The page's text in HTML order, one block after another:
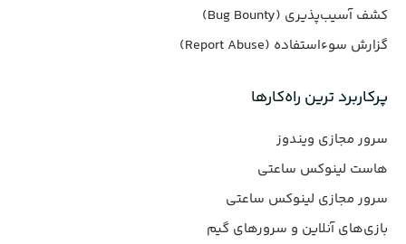
کشف آسیب‌پذیری (Bug Bounty)
گزارش سوءاستفاده (Report Abuse)
پرکاربرد ترین راه‌کارها
سرور مجازی ویندوز
هاست لینوکس ساعتی
سرور مجازی لینوکس ساعتی
بازی‌های آنلاین و سرورهای گیم